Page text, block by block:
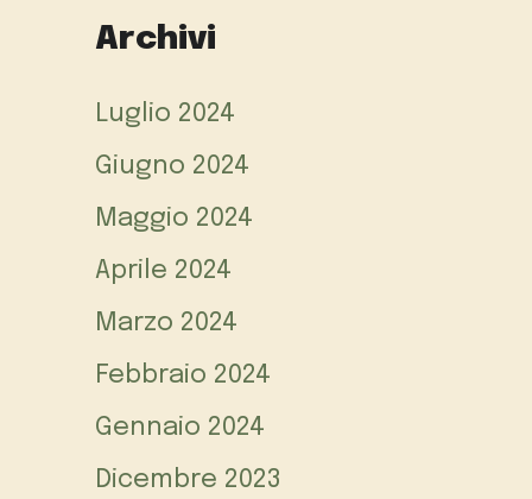
Archivi
Luglio 2024
Giugno 2024
Maggio 2024
Aprile 2024
Marzo 2024
Febbraio 2024
Gennaio 2024
Dicembre 2023